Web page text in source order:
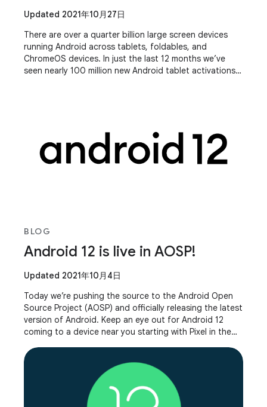
Updated 2021年10月27日
There are over a quarter billion large screen devices
running Android across tablets, foldables, and
ChromeOS devices. In just the last 12 months we’ve
seen nearly 100 million new Android tablet activations–
BLOG
Android 12 is live in AOSP!
Updated 2021年10月4日
Today we’re pushing the source to the Android Open
Source Project (AOSP) and officially releasing the latest
version of Android. Keep an eye out for Android 12
coming to a device near you starting with Pixel in the